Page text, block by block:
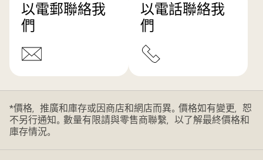
以電郵聯絡我
們
以電話聯絡我
們
*價格，推廣和庫存或因商店和網店而異。價格如有變更，恕
不另行通知。數量有限請與零售商聯繫，以了解最終價格和
庫存情況。